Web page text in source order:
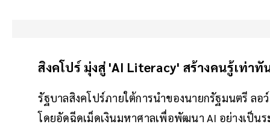
สิงคโปร์ มุ่งสู่ 'AI Literacy' สร้างคนรู้เท่า
รัฐบาลสิงคโปร์ภายใต้การนำของนายกรัฐมนตรี ล
โดยอัดฉีดเม็ดเงินมหาศาลเพื่อพัฒนา AI อย่างเป็น